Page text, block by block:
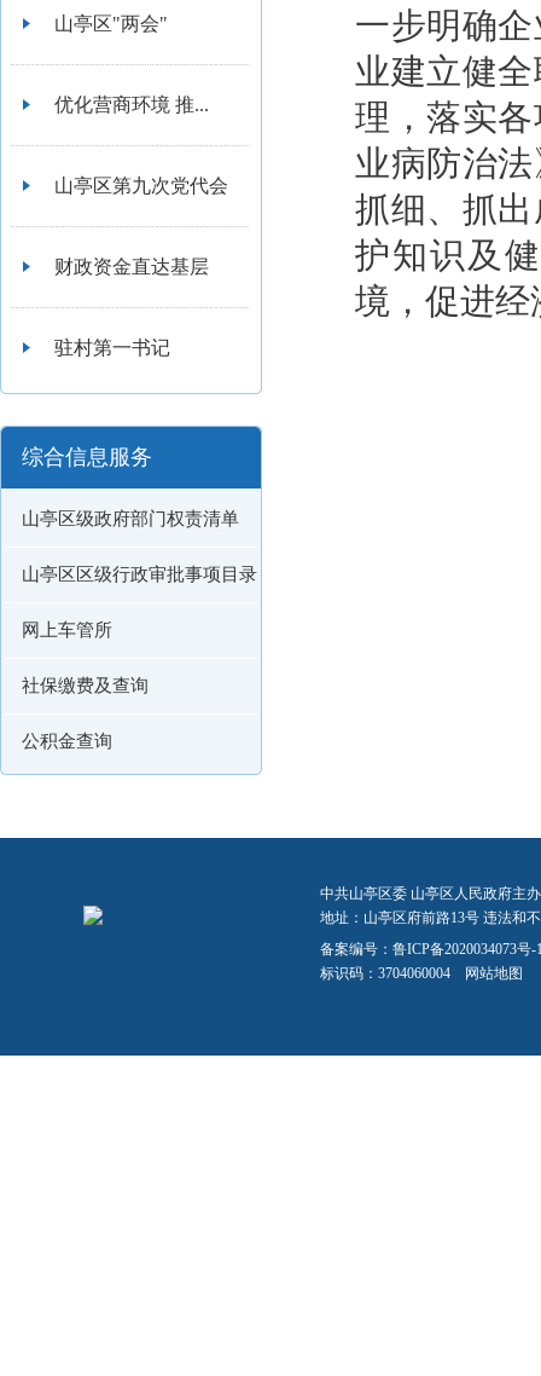
山亭区"两会"
优化营商环境 推...
山亭区第九次党代会
财政资金直达基层
驻村第一书记
综合信息服务
山亭区级政府部门权责清单
山亭区区级行政审批事项目录
网上车管所
社保缴费及查询
公积金查询
一步明确
业建立健
理，落实
业病防治
抓细、抓
护知识及
境，促进经
中共山亭区委 山亭区人民政府主
地址：山亭区府前路13号 违法和
备案编号： 鲁ICP备2020034073号-
标识码：3704060004 网站地图